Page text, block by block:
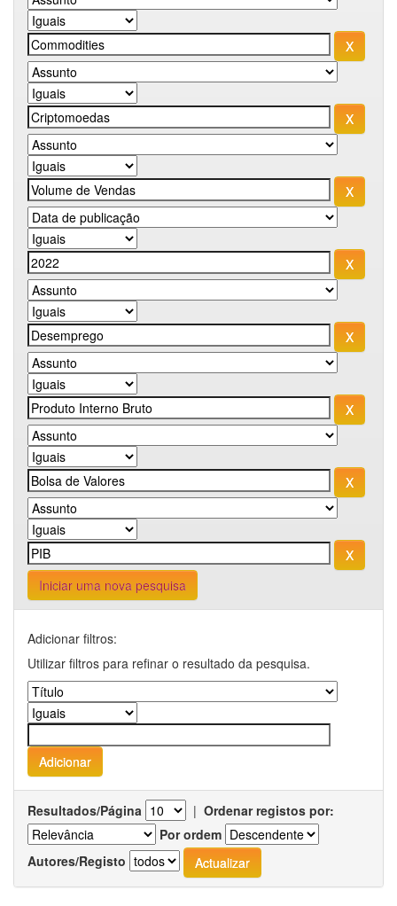
Iniciar uma nova pesquisa
Adicionar filtros:
Utilizar filtros para refinar o resultado da pesquisa.
Resultados/Página | Ordenar registos por:
Por ordem
Autores/Registo